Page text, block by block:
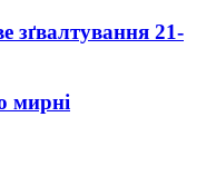
зґвалтування 21-
мирні